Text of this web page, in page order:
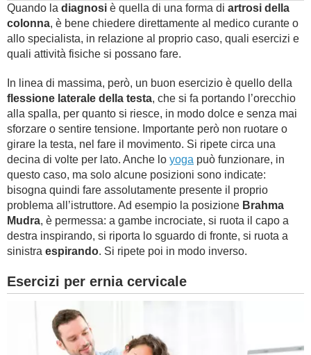
Quando la diagnosi è quella di una forma di artrosi della
colonna, è bene chiedere direttamente al medico curante o
allo specialista, in relazione al proprio caso, quali esercizi e
quali attività fisiche si possano fare.
In linea di massima, però, un buon esercizio è quello della
flessione laterale della testa, che si fa portando l’orecchio
alla spalla, per quanto si riesce, in modo dolce e senza mai
sforzare o sentire tensione. Importante però non ruotare o
girare la testa, nel fare il movimento. Si ripete circa una
decina di volte per lato. Anche lo yoga può funzionare, in
questo caso, ma solo alcune posizioni sono indicate:
bisogna quindi fare assolutamente presente il proprio
problema all’istruttore. Ad esempio la posizione Brahma
Mudra, è permessa: a gambe incrociate, si ruota il capo a
destra inspirando, si riporta lo sguardo di fronte, si ruota a
sinistra espirando. Si ripete poi in modo inverso.
Esercizi per ernia cervicale